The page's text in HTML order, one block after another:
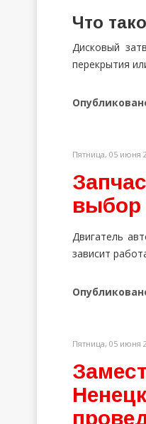
Что
Дисковый
перекрытия
Пятница, 05 июня
выбор
Двигатель
зависит
Пятница, 05 июня